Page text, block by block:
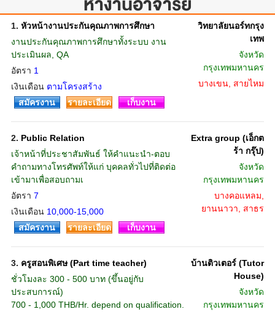
1. หัวหน้างานประกันคุณภาพการศึกษา
งานประกันคุณภาพการศึกษาทั้งระบบ งาน
ประเมินผล, QA
อัตรา 1
เงินเดือน ตามโครงสร้าง
วิทยาลัยนอร์ทกรุง
เทพ
จังหวัด
กรุงเทพมหานคร
บางเขน, สายไหม
สมัครงาน
รายละเอียด เก็บงาน
2. Public Relation
เจ้าหน้าที่ประชาสัมพันธ์ ให้คำแนะนำ-ตอบ
คำถามทางโทรศัพท์ให้แก่ บุคคลทั่วไปที่ติดต่อ
เข้ามาเพื่อสอบถามเ
อัตรา 7
เงินเดือน 10,000-15,000
Extra group (เอ็กต
ร้า กรุ๊ป)
จังหวัด
กรุงเทพมหานคร
บางคอแหลม,
ยานนาวา, สาธร
สมัครงาน
รายละเอียด เก็บงาน
3. ครูสอนพิเศษ (Part time teacher)
ชั่วโมงละ 300 - 500 บาท (ขึ้นอยู่กับ
ประสบการณ์)
700 - 1,000 THB/Hr. depend on qualification.
บ้านติวเตอร์ (Tutor
House)
จังหวัด
กรุงเทพมหานคร